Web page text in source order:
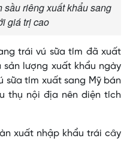
riêng xuất khẩu sang
giá trị cao
trái vú sữa tím đã xuất
sản lượng xuất khẩu ngày
sữa tím xuất sang Mỹ bán
thụ nội địa nên diện tích
xuất nhập khẩu trái cây